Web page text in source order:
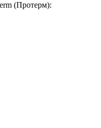
(Протерм):